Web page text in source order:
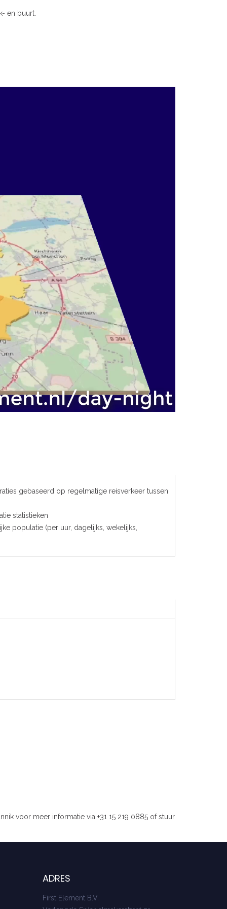
en buurt.
gebaseerd op regelmatige reisverkeer tussen
statistieken
populatie (per uur, dagelijks, wekelijks,
voor meer informatie via +31 15 219 0885 of stuur
ADRES
First Element B.V.